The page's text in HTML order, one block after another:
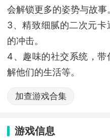
会解锁更多的姿势与故事
3、精致细腻的二次元
的冲击。
4、趣味的社交系统，
解他们的生活等。
加查游戏合集
游戏信息